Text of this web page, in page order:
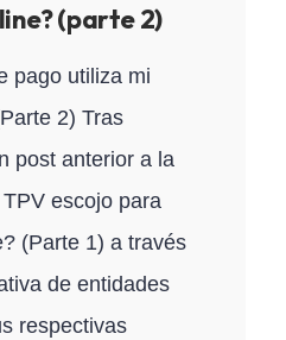
(parte 2)
pago utiliza mi
2) Tras
post anterior a la
escojo para
(Parte 1) a través
de entidades
respectivas